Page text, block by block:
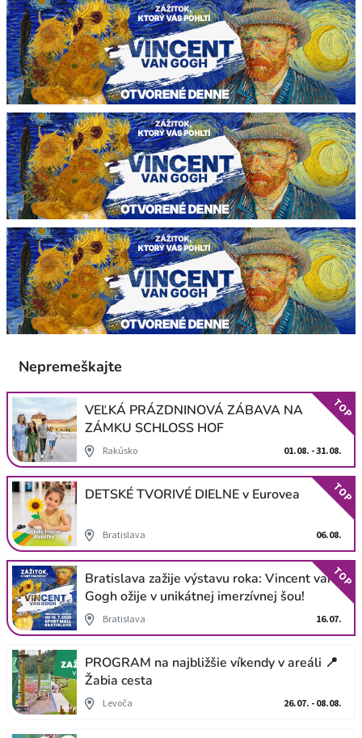
Nepremeškajte
VEĽKÁ PRÁZDNINOVÁ ZÁBAVA NA
ZÁMKU SCHLOSS HOF
Rakúsko 01.08. - 31.08.
TOP
DETSKÉ TVORIVÉ DIELNE v Eurovea
Bratislava 06.08.
TOP
Bratislava zažije výstavu roka: Vincent van
Gogh ožije v unikátnej imerzívnej šou!
Bratislava 16.07.
TOP
PROGRAM na najbližšie víkendy v areáli 📍
Žabia cesta
Levoča 26.07. - 08.08.